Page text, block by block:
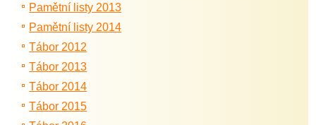
Pamětní listy 2013
Pamětní listy 2014
Tábor 2012
Tábor 2013
Tábor 2014
Tábor 2015